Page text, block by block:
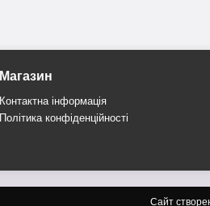
Магазин
Контактна інформація
Політика конфіденційності
Сайт